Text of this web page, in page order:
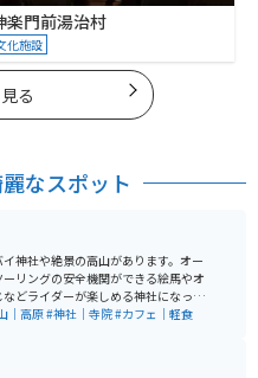
楽門前湯治村
化施設
る
なスポット
神社や絶景の高山があります。オー
ーリングの安全機関ができる絵馬やオ
どライダーが楽しめる神社になって
る足湯もあり、ツーリングの疲れを
す。
｜高原#神社｜寺院#カフェ｜軽食